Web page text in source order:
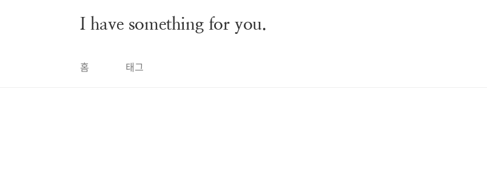
I have something for you.
홈 태그